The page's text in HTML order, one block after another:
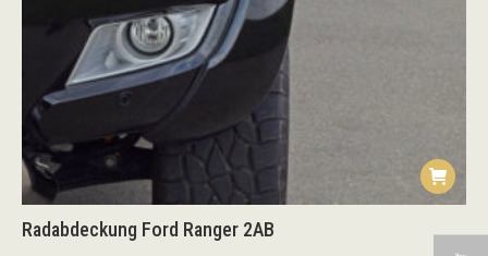
Radabdeckung Ford Ranger 2AB